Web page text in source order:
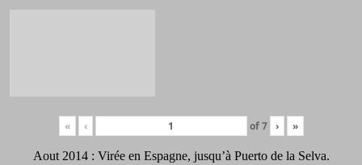
« ‹ of7 › »
Aout 2014 : Virée en Espagne, jusqu’à Puerto de la Selva.